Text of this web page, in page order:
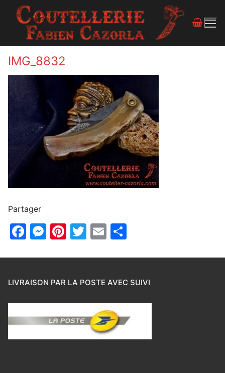
IMG_8832
Partager
Facebook
Messenger
Pinterest
Twitter
Email
LIVRAISON PAR LA POSTE AVEC SUIVI